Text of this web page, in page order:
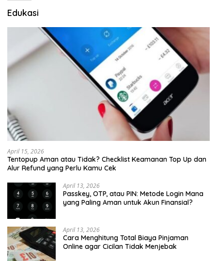
Edukasi
April 15, 2026
Tentopup Aman atau Tidak? Checklist Keamanan Top Up dan
Alur Refund yang Perlu Kamu Cek
April 13, 2026
Passkey, OTP, atau PIN: Metode Login Mana
yang Paling Aman untuk Akun Finansial?
April 13, 2026
Cara Menghitung Total Biaya Pinjaman
Online agar Cicilan Tidak Menjebak